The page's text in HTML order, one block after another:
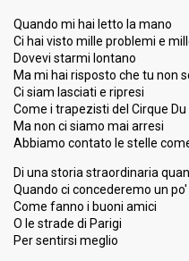
FIRST ROUND
Result Eliminated
Place 18th(out of 28)
Public ranking
23
Running order
23
Quando mi hai letto la mano
Ci hai visto mille problemi e
Dovevi starmi lontano
Ma mi hai risposto che tu non
Ci siam lasciati e ripresi
Come i trapezisti del Cirque Du
Ma non ci siamo mai arresi
Abbiamo contato le stelle
Di una storia straordinaria
Quando ci concederemo un
Come fanno i buoni amici
O le strade di Parigi
Per sentirsi meglio